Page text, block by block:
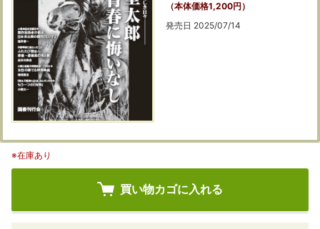
（本体価格1,200円）
発売日 2025/07/14
※在庫あり
買い物カゴに入れる